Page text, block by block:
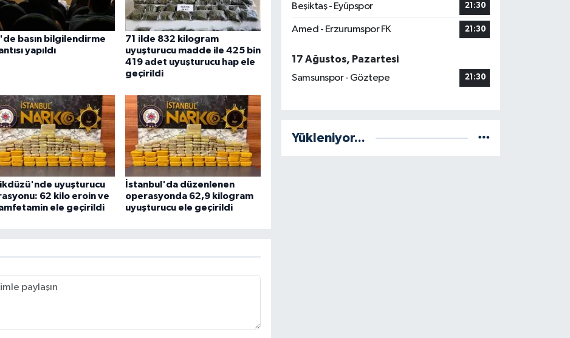
basın bilgilendirme
yapıldı
71 ilde 832 kilogram
uyuşturucu madde ile 425 bin
419 adet uyuşturucu hap ele
geçirildi
uyuşturucu
62 kilo eroin ve
ele geçirildi
İstanbul'da düzenlenen
operasyonda 62,9 kilogram
uyuşturucu ele geçirildi
Beşiktaş - Eyüpspor 21:30
Amed - Erzurumspor FK 21:30
17 Ağustos, Pazartesi
Samsunspor - Göztepe
21:30
Yükleniyor...